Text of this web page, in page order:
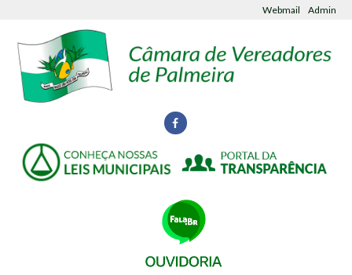
Webmail Admin